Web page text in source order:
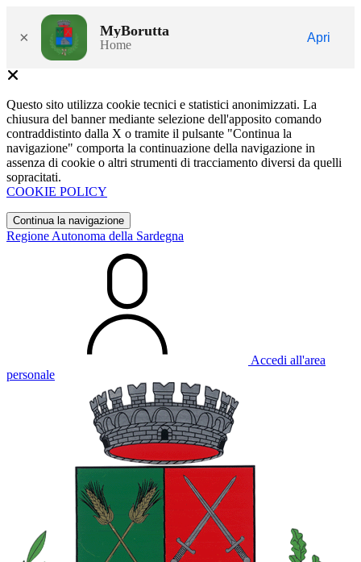
× MyBorutta
Home
Apri
Questo sito utilizza cookie tecnici e statistici anonimizzati. La
chiusura del banner mediante selezione dell'apposito comando
contraddistinto dalla X o tramite il pulsante "Continua la
navigazione" comporta la continuazione della navigazione in
assenza di cookie o altri strumenti di tracciamento diversi da quelli
sopracitati.
COOKIE POLICY
Continua la navigazione
Regione Autonoma della Sardegna
Accedi all'area
personale